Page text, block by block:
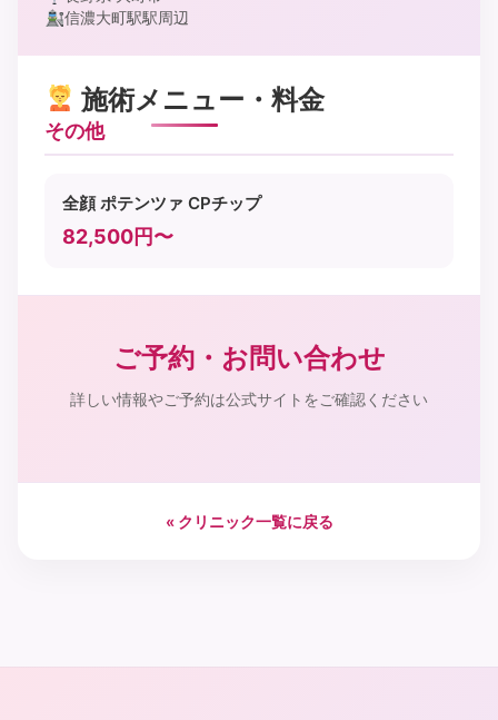
信濃大町駅駅周辺
施術メニュー・料金
その他
全顔 ポテンツァ CPチップ
82,500円〜
ご予約・お問い合わせ
詳しい情報やご予約は公式サイトをご確認ください
« クリニック一覧に戻る